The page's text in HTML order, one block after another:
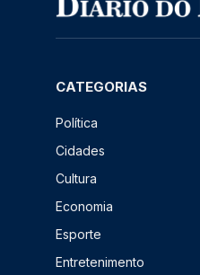
CATEGORIAS
Política
Cidades
Cultura
Economia
Esporte
Entretenimento